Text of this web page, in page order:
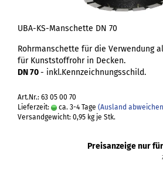
UBA-KS-Manschette DN 70
Rohrmanschette für die Verwendung
für Kunststoffrohr in Decken.
DN 70- inkl.Kennzeichnungsschild.
Art.Nr.: 63 05 00 70
Lieferzeit:
ca. 3-4 Tage (Ausland
Versandgewicht: 0,95 kg je Stk.
Preisanzeige nur